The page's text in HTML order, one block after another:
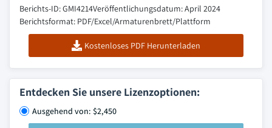
Berichts-ID: GMI4214Veröffentlichungsdatum: April 2024
Berichtsformat: PDF/Excel/Armaturenbrett/Plattform
Kostenloses PDF Herunterladen
Entdecken Sie unsere Lizenzoptionen:
Ausgehend von: $2,450